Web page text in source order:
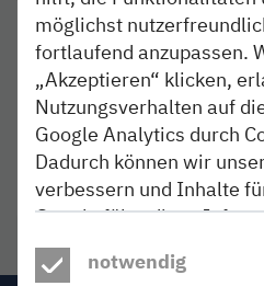
Alle angekündigten
Fahrplanänderungen im
Liste ansehen- Download
Link öffnet in
möglichst
fortlaufend anzupassen.
„Akzeptieren“ klicken,
Nutzungsverhalten auf
Google Analytics durch
Dadurch können wir
verbessern und Inhalte
Google führt diese
weiteren Daten
Daten unter Umständen
notwendig